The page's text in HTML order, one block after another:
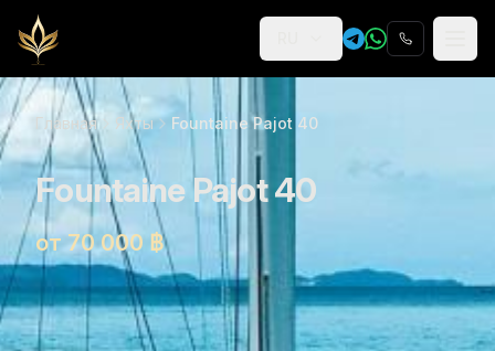
Religion
Главная Яхты Fountaine Pajot 40
Fountaine Pajot 40
от 70 000 ฿